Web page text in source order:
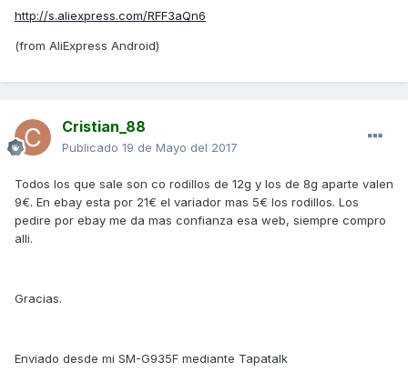
http://s.aliexpress.com/RFF3aQn6
(from AliExpress Android)
Cristian_88
Publicado 19 de Mayo del 2017
Todos los que sale son co rodillos de 12g y los de 8g aparte valen
9€. En ebay esta por 21€ el variador mas 5€ los rodillos. Los
pedire por ebay me da mas confianza esa web, siempre compro
alli.
Gracias.
Enviado desde mi SM-G935F mediante Tapatalk